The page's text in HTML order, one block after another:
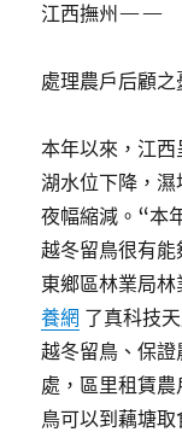
江西撫州——
處理農戶后顧
本年以來，江
湖水位下降，
夜幅縮減。“本
越冬留鳥很有
東鄉區林業局
養網 了真科技
越冬留鳥、保
處，區里租賃農
鳥可以到藕塘